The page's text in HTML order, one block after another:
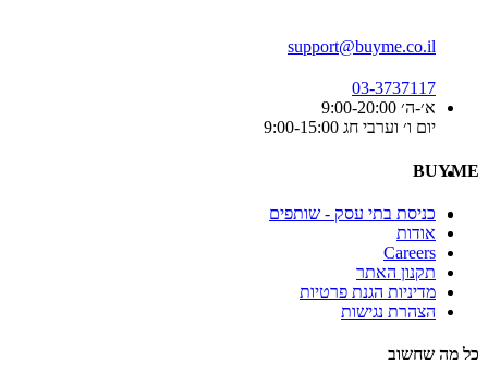
support@buyme.co.il
03-3737117
א׳-ה׳ 9:00-20:00
יום ו׳ וערבי חג 9:00-15:00
BUYME
כניסת בתי עסק - שותפים
אודות
Careers
תקנון האתר
מדיניות הגנת פרטיות
הצהרת נגישות
כל מה שחשוב